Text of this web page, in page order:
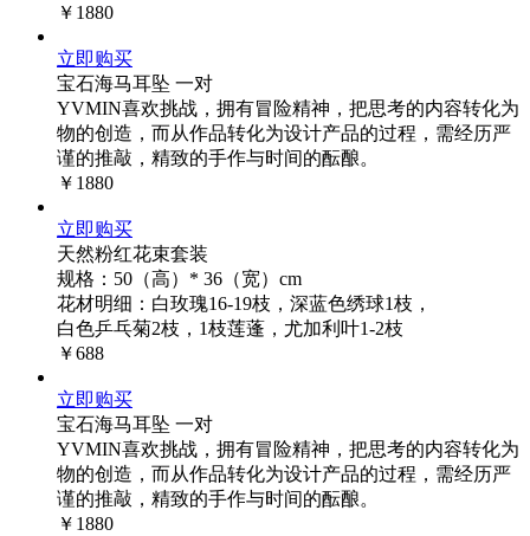
￥1880
立即购买
宝石海马耳坠 一对
YVMIN喜欢挑战，拥有冒险精神，把思考的内容转化为
物的创造，而从作品转化为设计产品的过程，需经历严
谨的推敲，精致的手作与时间的酝酿。
￥1880
立即购买
天然粉红花束套装
规格：50（高）* 36（宽）cm
花材明细：白玫瑰16-19枝，深蓝色绣球1枝，
白色乒乓菊2枝，1枝莲蓬，尤加利叶1-2枝
￥688
立即购买
宝石海马耳坠 一对
YVMIN喜欢挑战，拥有冒险精神，把思考的内容转化为
物的创造，而从作品转化为设计产品的过程，需经历严
谨的推敲，精致的手作与时间的酝酿。
￥1880